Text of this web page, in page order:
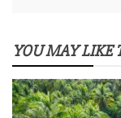
YOU MAY LIKE